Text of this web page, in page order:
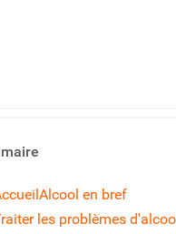
Alcool en bref
les problèmes d'alcool